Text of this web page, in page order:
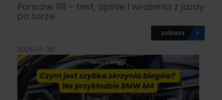
Porsche 911 – test, opinie i wrażenia z jazdy
po torze
zobacz
2026-01-30